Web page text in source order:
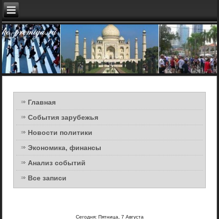
Главная
События зарубежья
Новости политики
Экономика, финансы
Анализ событий
Все записи
Сегодня: Пятница, 7 Августа